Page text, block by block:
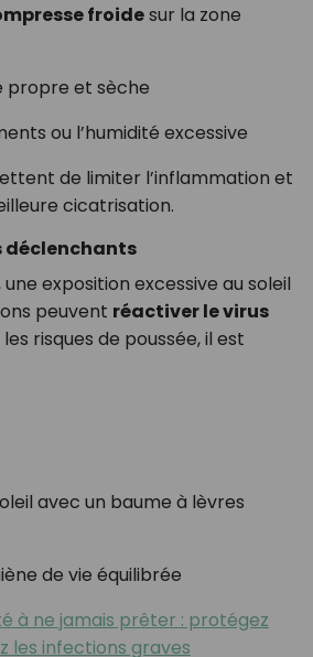
froidesur la zone
propre et sèche
ou l’humidité excessive
de limiter l’inflammation et
cicatrisation.
déclenchants
exposition excessive au soleil
peuvent réactiver le virus
risques de poussée, il est
avec un baume à lèvres
de vie équilibrée
à ne jamais prêter : protégez
les infections graves